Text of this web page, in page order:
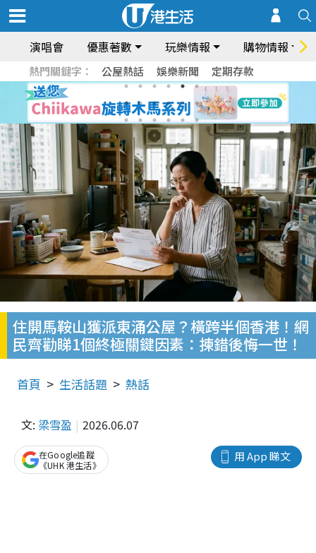
演唱會 優惠著數 玩樂情報 購物情報
熱門關鍵字： 公屋熱話 娛樂新聞 定期存款
住開馬鞍山獲派東涌公屋？橫跨半個香港！網
民齊勸睇1個終極關鍵因素：揀錯後悔一世！
首頁 生活話題 熱話
文: 梁雪盈 2026.06.07
用 App 睇文
在Google追蹤
《UHK 港生活》